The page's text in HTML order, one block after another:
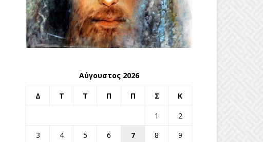
Αύγουστος 2026
Δ Τ Τ Π Π Σ Κ
1
2
3
4 5 6 7 8
9